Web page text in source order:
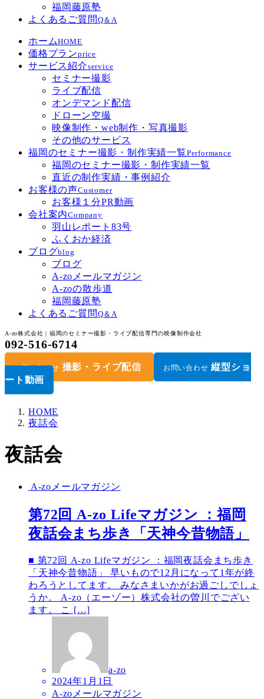
福岡藤原塾
よくあるご質問 Q＆A
ホームHOME
価格プランprice
サービス紹介service
セミナー撮影
ライブ配信
オンデマンド配信
ドローン空撮
映像制作・web制作・写真撮影
その他のサービス
福岡のセミナー撮影・制作実績一覧Performance
福岡のセミナー撮影・制作実績一覧
直近の制作実績・事例紹介
お客様の声Customer
お客様１分PR動画
会社案内Company
羽山レポート83号
ふくおか経済
ブログblog
ブログ
A-zoメールマガジン
A-zoの散歩道
福岡藤原塾
よくあるご質問 Q＆A
A-zo株式会社 | 福岡のセミナー撮影・ライブ配信専門の映像制作会社
092-516-6714
お問い合わせ 撮影・ライブ配信 お問い合わせ 縦型ショ
ート動画
HOME
夜話会
夜話会
A-zoメールマガジン
第72回 A-zo Lifeマガジン ：福岡
夜話会まち歩き「天神今昔物語」
■ 第72回 A-zo Lifeマガジン ：福岡夜話会まち歩き
「天神今昔物語」 早いもので12月になって1年が終
わろうとしてます。 みなさまいかがお過ごしでしょ
うか。 A-zo（エーゾー）株式会社の曽川でござい
ます。 こ […]
a-zo
2024年1月1日
A-zoメールマガジン